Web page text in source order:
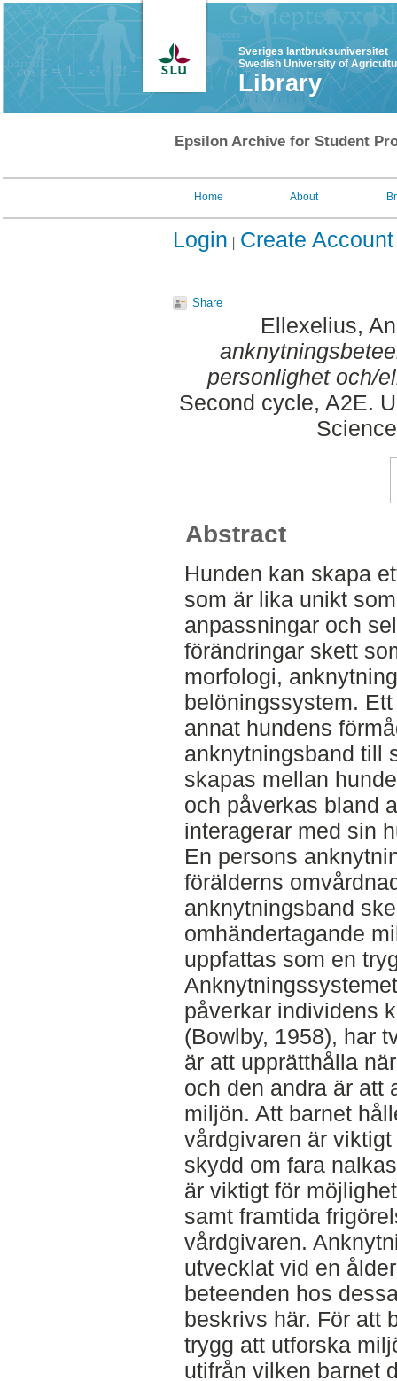
Sveriges lantbruksuniversitet
Swedish University of
Library
Epsilon Archive for Student
Home About
Login Create Account
Share
Ellexelius,
personlighet och/
Second cycle, A2E.
Abstract
Hunden kan skapa
som är lika unikt
anpassningar och
förändringar skett
morfologi,
belöningssystem.
annat hundens
anknytningsband till
skapas mellan
och påverkas bland
interagerar med sin
En persons
förälderns
anknytningsband
omhändertagande
uppfattas som en
påverkar individens
(Bowlby, 1958), har
är att upprätthålla
och den andra är att
miljön. Att barnet
vårdgivaren är
skydd om fara
är viktigt för
samt framtida
vårdgivaren.
utvecklat vid en
beteenden hos
beskrivs här. För att
trygg att utforska
utifrån vilken barnet